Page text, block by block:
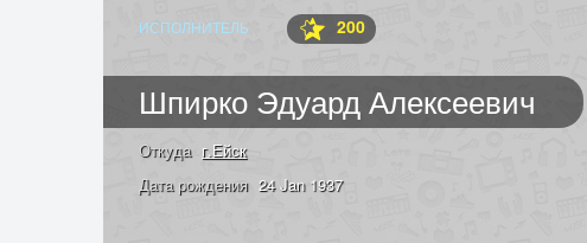
ИСПОЛНИТЕЛЬ 200
Шпирко Эдуард Алексеевич
Откуда г.Ейск
Дата рождения 24 Jan 1937